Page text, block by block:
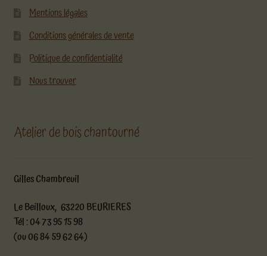
Mentions légales
Conditions générales de vente
Politique de confidentialité
Nous trouver
Atelier de bois chantourné
Gilles Chambreuil
Le Beilloux, 63220 BEURIERES
Tél : 04 73 95 15 98
(ou 06 84 59 62 64)